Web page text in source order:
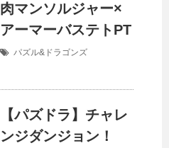
肉マンソルジャー×
アーマーバステトPT
パズル&ドラゴンズ
【パズドラ】チャレ
ンジダンジョン！